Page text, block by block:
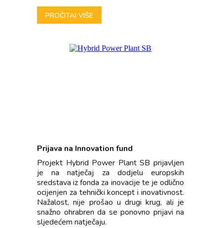
PROČITAJ VIŠE
Prijava na Innovation fund
Projekt Hybrid Power Plant SB prijavljen
je na natječaj za dodjelu europskih
sredstava iz fonda za inovacije te je odlično
ocijenjen za tehnički koncept i inovativnost.
Nažalost, nije prošao u drugi krug, ali je
snažno ohrabren da se ponovno prijavi na
sljedećem natječaju.